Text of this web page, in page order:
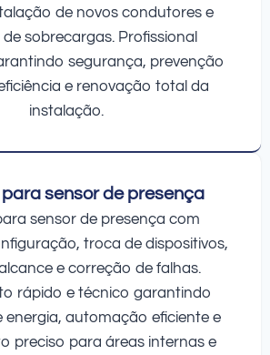
de novos condutores e
sobrecargas. Profissional
segurança, prevenção
e renovação total da
instalação.
sensor de presença
sensor de presença com
troca de dispositivos,
e correção de falhas.
rápido e técnico garantindo
energia, automação eficiente e
preciso para áreas internas e